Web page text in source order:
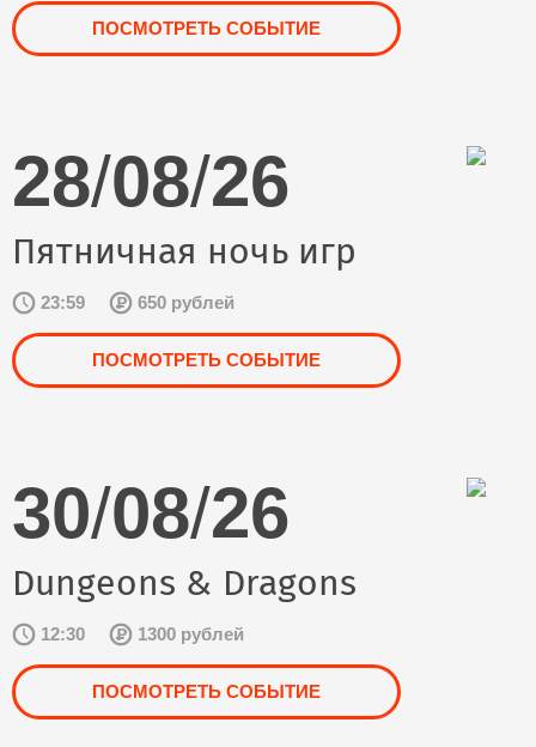
ПОСМОТРЕТЬ СОБЫТИЕ
28/08/26
Пятничная ночь игр
23:59 650 рублей
ПОСМОТРЕТЬ СОБЫТИЕ
30/08/26
Dungeons & Dragons
12:30 1300 рублей
ПОСМОТРЕТЬ СОБЫТИЕ